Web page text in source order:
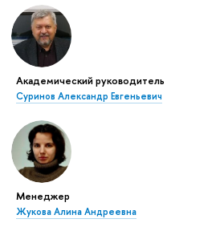
Академический руководитель
Суринов Александр Евгеньевич
Менеджер
Жукова Алина Андреевна